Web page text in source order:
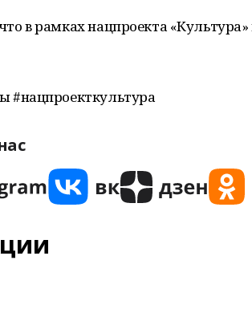
в рамках нацпроекта
#нацпроекткультура